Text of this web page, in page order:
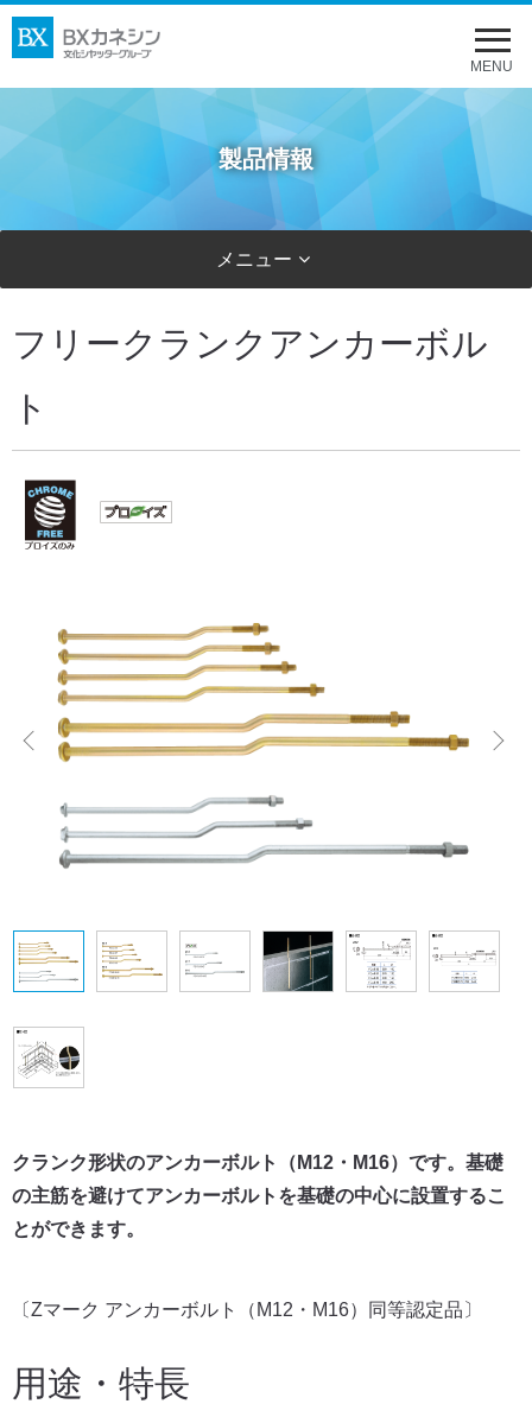
メ
ニ
ー
を
開
く
MENU
製品情報
メニュー
フリークランクアンカーボル
ト
クランク形状のアンカーボルト（M12・M16）です。基礎
の主筋を避けてアンカーボルトを基礎の中心に設置するこ
とができます。
〔Zマーク アンカーボルト（M12・M16）同等認定品〕
用途・特長